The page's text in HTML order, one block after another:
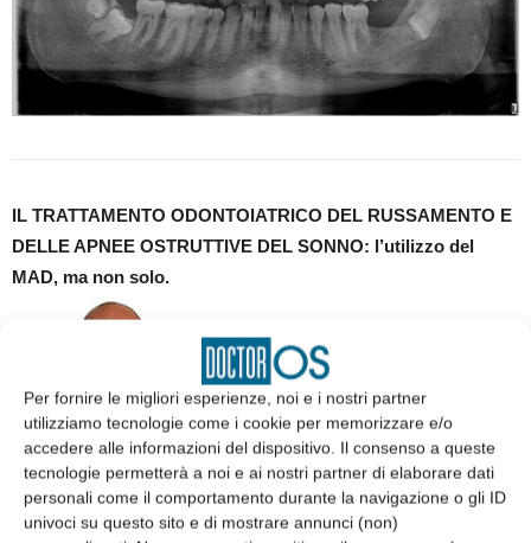
Per fornire le migliori esperienze, noi e i nostri partner
utilizziamo tecnologie come i cookie per memorizzare e/o
accedere alle informazioni del dispositivo. Il consenso a queste
tecnologie permetterà a noi e ai nostri partner di elaborare dati
personali come il comportamento durante la navigazione o gli ID
univoci su questo sito e di mostrare annunci (non)
IL TRATTAMENTO ODONTOIATRICO DEL RUSSAMENTO E
DELLE APNEE OSTRUTTIVE DEL SONNO: l’utilizzo del
MAD, ma non solo.
Domenico Viscuso